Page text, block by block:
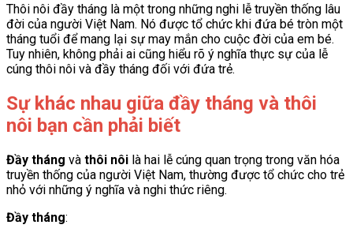
Thôi nôi đầy tháng là một trong những nghi lễ truyền thống lâu
đời của người Việt Nam. Nó được tổ chức khi đứa bé tròn một
tháng tuổi để mang lại sự may mắn cho cuộc đời của em bé.
Tuy nhiên, không phải ai cũng hiểu rõ ý nghĩa thực sự của lễ
cúng thôi nôi và đầy tháng đối với đứa trẻ.
Sự khác nhau giữa đầy tháng và thôi
nôi bạn cần phải biết
Đầy tháng và thôi nôi là hai lễ cúng quan trọng trong văn hóa
truyền thống của người Việt Nam, thường được tổ chức cho trẻ
nhỏ với những ý nghĩa và nghi thức riêng.
Đầy tháng: